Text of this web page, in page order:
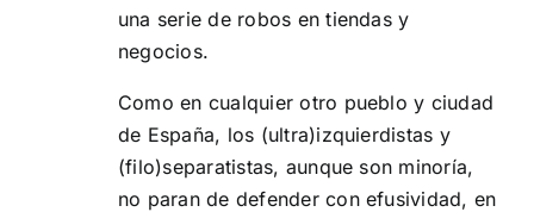
una serie de robos en tiendas y
negocios.
Como en cualquier otro pueblo y ciudad
de España, los (ultra)izquierdistas y
(filo)separatistas, aunque son minoría,
no paran de defender con efusividad, en